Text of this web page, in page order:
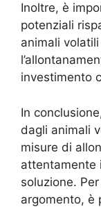
Inoltre, è
potenziali
animali
investimento
In
dagli animali
misure di
attentamente
soluzione.
argomento, è